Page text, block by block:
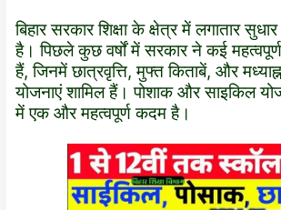
बिहार सरकार शिक्षा के क्षेत्र में लगातार
है। पिछले कुछ वर्षों में सरकार ने कई
हैं, जिनमें छात्रवृत्ति, मुफ्त किताबें, और
योजनाएं शामिल हैं। पोशाक और साइकिल
में एक और महत्वपूर्ण कदम है।